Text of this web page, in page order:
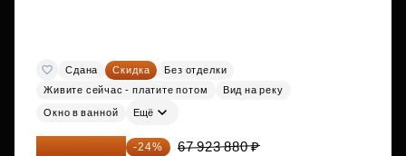
Сдана Скидка
Без отделки
Живите сейчас - платите потом
Вид на реку
Окно в ванной Ещё
51 622 149 ₽ -24%
67 923 880 ₽